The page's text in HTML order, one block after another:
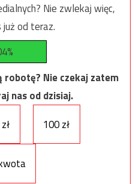
Nie zwlekaj więc,
od teraz.
robotę? Nie czekaj zatem
nas od dzisiaj.
100 zł